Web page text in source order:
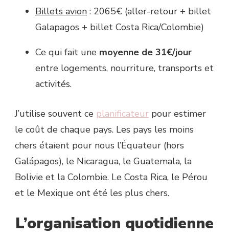
Billets avion : 2065€ (aller-retour + billet
Galapagos + billet Costa Rica/Colombie)
Ce qui fait une moyenne de 31€/jour
entre logements, nourriture, transports et
activités.
J’utilise souvent ce planificateur pour estimer
le coût de chaque pays. Les pays les moins
chers étaient pour nous l’Équateur (hors
Galápagos), le Nicaragua, le Guatemala, la
Bolivie et la Colombie. Le Costa Rica, le Pérou
et le Mexique ont été les plus chers.
L’organisation quotidienne